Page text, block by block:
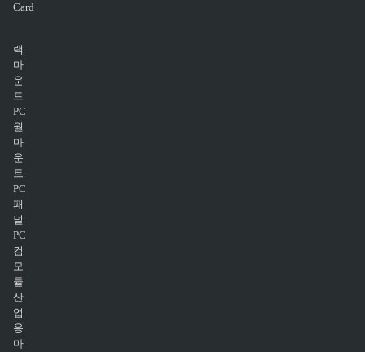
Card
랙
마
운
트
PC
월
마
운
트
PC
패
널
PC
컴
모
듈
산
업
용
마